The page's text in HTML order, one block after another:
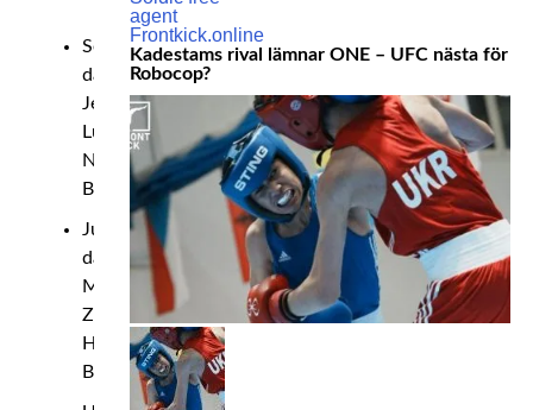
Senior
dam:
Jenny
Lundberg,
Narva
Boxningsklubb
Junior
dam:
Medina
Zaman,
Haninge
Boxningsklubb
Kadestams rival lämnar ONE – UFC nästa för
Robocop?